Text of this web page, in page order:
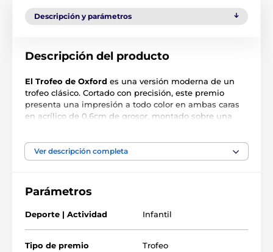
Descripción y parámetros
Descripción del producto
El Trofeo de Oxford es una versión moderna de un
trofeo clásico. Cortado con precisión, este premio
presenta una impresión a todo color en ambas caras
en acrílico de 0.6cm de grosor, montado sobre una
El premio también incluye una placa adhesiva
grabada de forma gratuita con el texto de su elección.
Ver descripción completa
Parámetros
Deporte | Actividad Infantil
Tipo de premio Trofeo